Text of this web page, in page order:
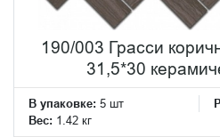
190/003 Грасси
31,5*30
В упаковке: 5 шт
Вес: 1.42 кг